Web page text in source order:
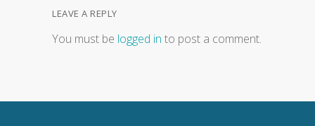
LEAVE A REPLY
You must be logged in to post a comment.